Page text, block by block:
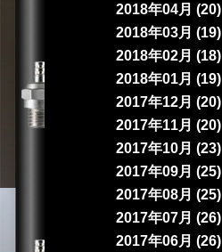
2018年04月 (20)
2018年03月 (19)
2018年02月 (18)
2018年01月 (19)
2017年12月 (20)
2017年11月 (20)
2017年10月 (23)
2017年09月 (25)
2017年08月 (25)
2017年07月 (26)
2017年06月 (26)